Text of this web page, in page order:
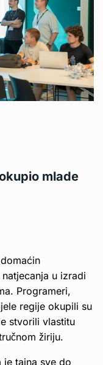
mlade
u izradi
Programeri,
regije okupili su
stvorili vlastitu
žiriju.
je tajna sve do